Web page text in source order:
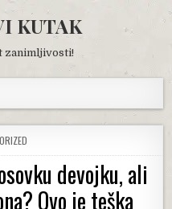
KUTAK
zanimljivosti!
devojku, ali
Ovo je teška